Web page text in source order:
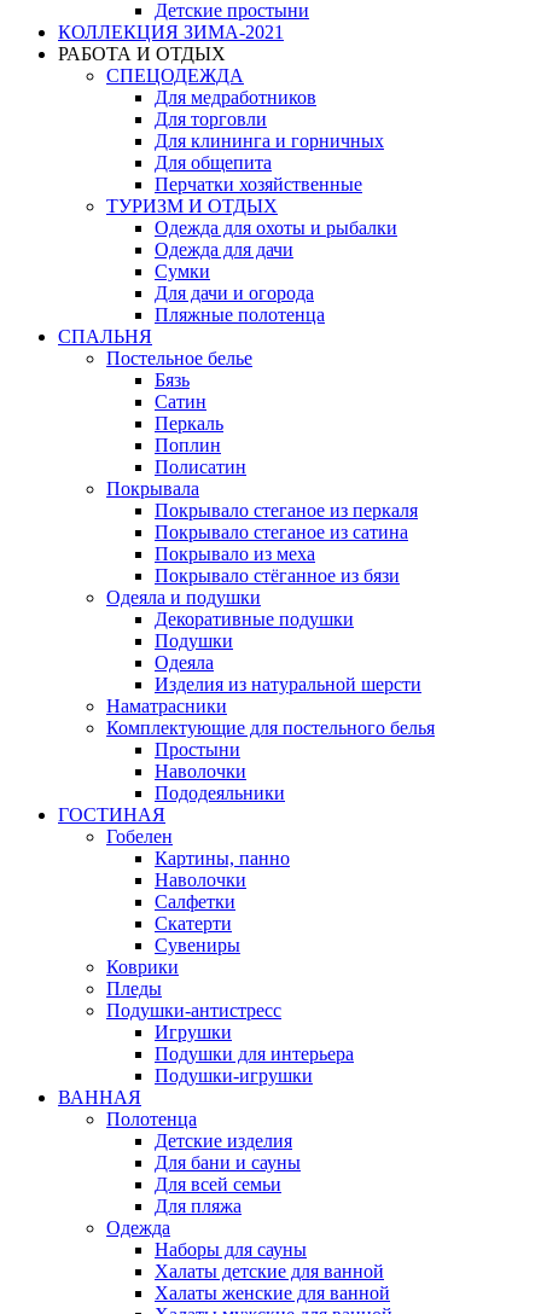
Детские простыни
КОЛЛЕКЦИЯ ЗИМА-2021
РАБОТА И ОТДЫХ
СПЕЦОДЕЖДА
Для медработников
Для торговли
Для клининга и горничных
Для общепита
Перчатки хозяйственные
ТУРИЗМ И ОТДЫХ
Одежда для охоты и рыбалки
Одежда для дачи
Сумки
Для дачи и огорода
Пляжные полотенца
СПАЛЬНЯ
Постельное белье
Бязь
Сатин
Перкаль
Поплин
Полисатин
Покрывала
Покрывало стеганое из перкаля
Покрывало стеганое из сатина
Покрывало из меха
Покрывало стёганное из бязи
Одеяла и подушки
Декоративные подушки
Подушки
Одеяла
Изделия из натуральной шерсти
Наматраcники
Комплектующие для постельного белья
Простыни
Наволочки
Пододеяльники
ГОСТИНАЯ
Гобелен
Картины, панно
Наволочки
Салфетки
Скатерти
Сувениры
Коврики
Пледы
Подушки-антистресс
Игрушки
Подушки для интерьера
Подушки-игрушки
ВАННАЯ
Полотенца
Детские изделия
Для бани и сауны
Для всей семьи
Для пляжа
Одежда
Наборы для сауны
Халаты детские для ванной
Халаты женские для ванной